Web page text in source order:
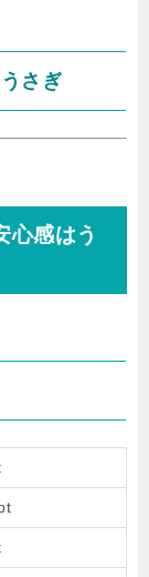
さぎ
心感はう